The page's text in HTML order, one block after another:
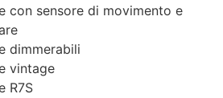
con sensore di movimento e
dimmerabili
vintage
R7S